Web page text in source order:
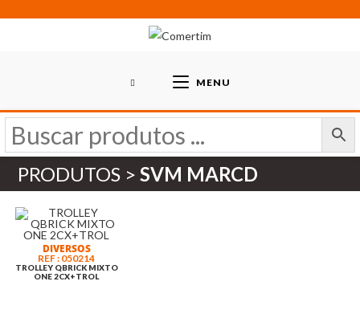
MENU
PRODUTOS >SVM MARCD
DIVERSOS
REF : 050214
TROLLEY QBRICK MIXTO
ONE 2CX+TROL